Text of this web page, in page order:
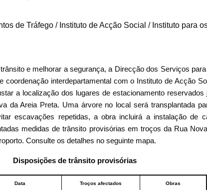
de Tráfego / Instituto de Acção Social / Instituto para
e melhorar a segurança, a Direcção dos Serviços
coordenação interdepartamental com o Instituto de Acção
a localização dos lugares de estacionamento reservados
da Areia Preta. Uma árvore no local será transplantada
escavações repetidas, a obra incluirá a instalação de
medidas de trânsito provisórias em troços da Rua
Consulte os detalhes no seguinte mapa.
Disposições de trânsito provisórias
Data Troços afectados Obras